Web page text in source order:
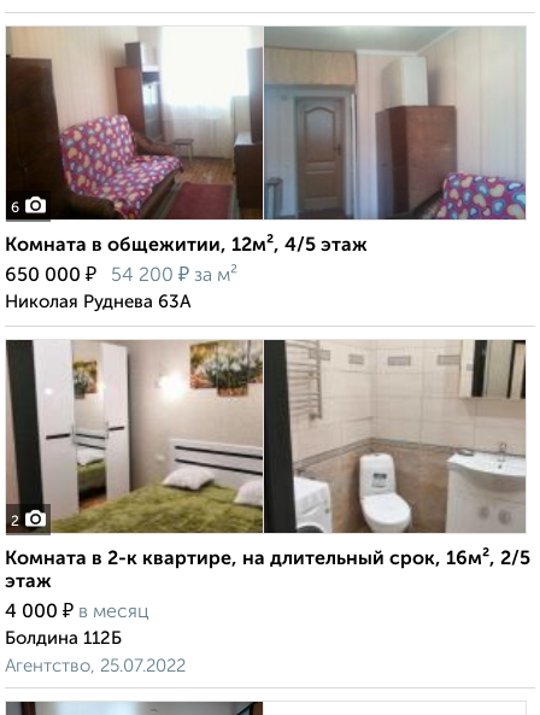
6
Комната в общежитии, 12м², 4/5 этаж
650 000 ₽ 54 200 ₽ за м²
Николая Руднева 63А
2
Комната в 2-к квартире, на длительный срок, 16м², 2/5
этаж
4 000 ₽ в месяц
Болдина 112Б
Агентство, 25.07.2022